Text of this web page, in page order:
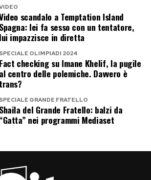
sofisticati o popolari,
Pilar Fogliati continua a
personale, senza
spontaneità che oggi
forza più grande.
scandalo a Temptation Island
Spagna: lei fa sesso con un tentatore,
lui impazzisce in diretta
SPECIALE OLIMPIADI 2024
Fact checking su Imane Khelif, la pugile
al centro delle polemiche. Davvero è
trans?
SPECIALE GRANDE FRATELLO
Shaila del Grande Fratello: balzi da
“Gatta” nei programmi Mediaset